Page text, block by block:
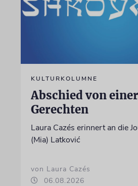
KULTURKOLUMNE
Abschied von einer
Gerechten
Laura Cazés erinnert an die
(Mia) Latković
von Laura Cazés
06.08.2026